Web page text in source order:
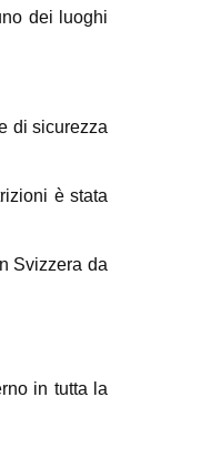
dei luoghi
di sicurezza
è stata
Svizzera da
in tutta la